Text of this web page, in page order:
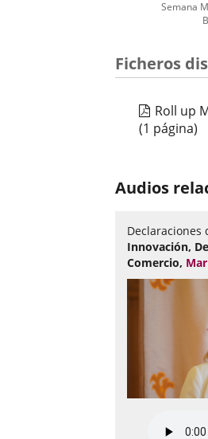
Semana
de
Ficheros
Roll up
(1 página)
Audios
Declaraciones
Innovación,
Comercio,